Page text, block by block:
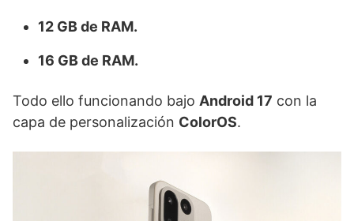
12 GB de RAM.
16 GB de RAM.
Todo ello funcionando bajo Android 17 con la
capa de personalización ColorOS.